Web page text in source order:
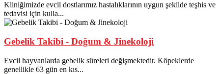
Kliniğimizde evcil dostlarımız hastalıklarının uygun şekilde teşhis ve
tedavisi için kulla...
Gebelik Takibi - Doğum & Jinekoloji
Evcil hayvanlarda gebelik süreleri değişmektedir. Köpeklerde
genellikle 63 gün en kıs...